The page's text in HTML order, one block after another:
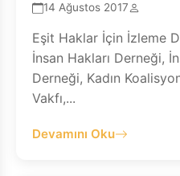
14 Ağustos 2017
Eşit Haklar İçin İzleme
İnsan Hakları Derneği,
Derneği, Kadın
Vakfı,...
Devamını Oku